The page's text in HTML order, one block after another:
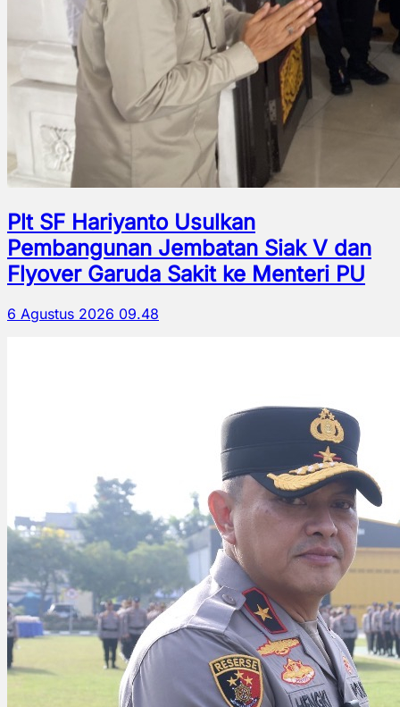
Plt SF Hariyanto Usulkan
Pembangunan Jembatan Siak V dan
Flyover Garuda Sakit ke Menteri PU
6 Agustus 2026 09.48